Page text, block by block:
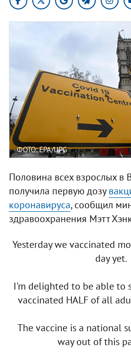
ФОТО: EPA/UPG
Половина всех взрослых в
получила первую дозу
коронавируса, сообщил
здравоохранения Мэтт
Yesterday we vaccinated
day yet.
I'm delighted to be able to
vaccinated HALF of all
The vaccine is a national
way out of this